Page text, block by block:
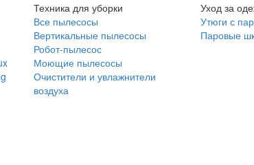
Техника для уборки
Все пылесосы
Вертикальные пылесосы
Робот-пылесос
Моющие пылесосы
Очистители и увлажнители
воздуха
Уход за
Утюги с
Паровые